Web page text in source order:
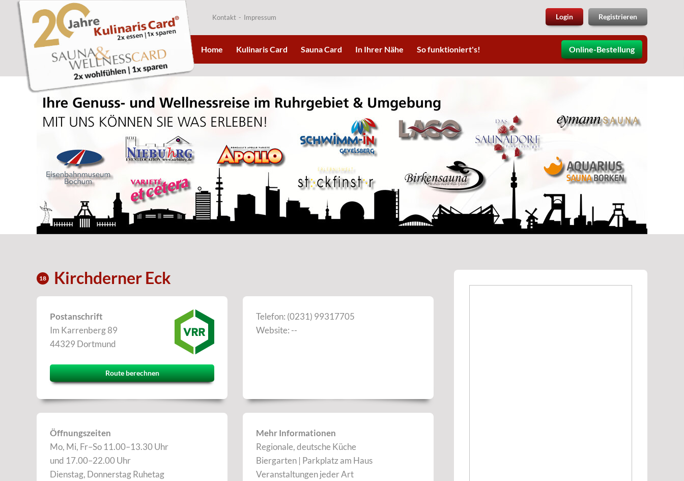
Login Registrieren
Kontakt Impressum
Online-Bestellung
Home Kulinaris Card Sauna Card In Ihrer Nähe So funktioniert's!
18 Kirchderner Eck
Postanschrift
Im Karrenberg 89
44329 Dortmund
Route berechnen
Telefon: (0231) 99317705
Website: --
Öffnungszeiten
Mo, Mi, Fr–So 11.00–13.30 Uhr
und 17.00–22.00 Uhr
Dienstag, Donnerstag Ruhetag
Mehr Informationen
Regionale, deutsche Küche
Biergarten | Parkplatz am Haus
Veranstaltungen jeder Art